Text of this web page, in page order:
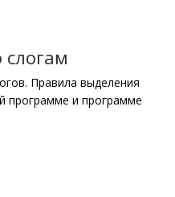
Правила выделения
программе и программе